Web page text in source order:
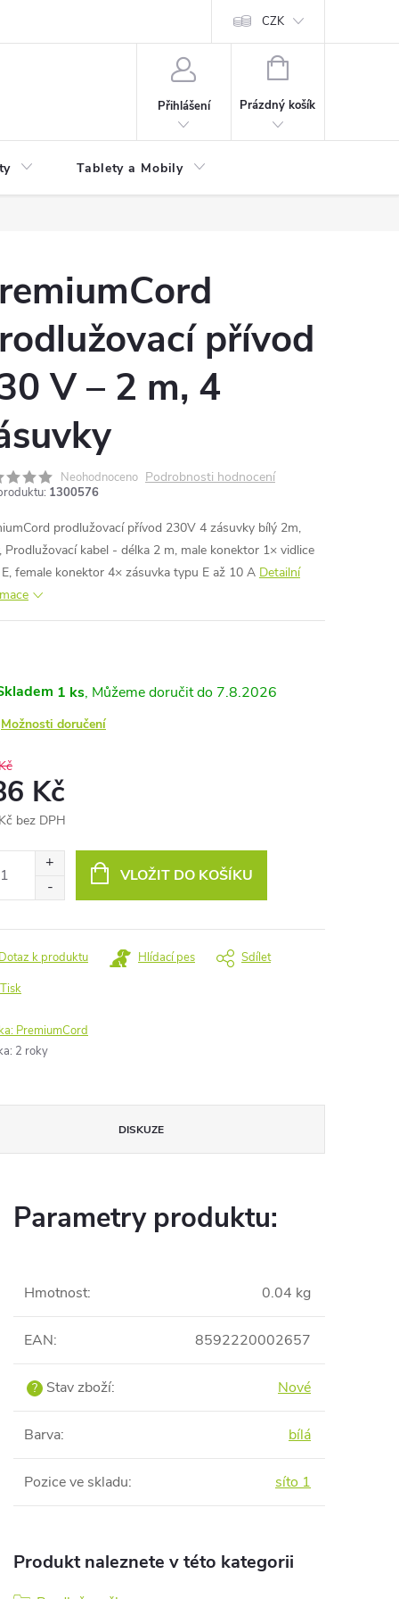
CZK
Přihlášení
NÁKUPNÍ
Prázdný košík
Tablety a Mobily
přívod
V – 2 m, 4
Neohodnoceno Podrobnosti hodnocení
1300576
prodlužovací přívod 230V 4 zásuvky bílý 2m,
Prodlužovací kabel - délka 2 m, male konektor 1× vidlice
female konektor 4× zásuvka typu E až 10 A Detailní
1 ks 7.8.2026
Možnosti doručení
Kč
bez DPH
VLOŽIT DO KOŠÍKU
Tisk
Dotaz k produktu Hlídací pes Sdílet
PremiumCord
: 2 roky
DISKUZE
Parametry produktu:
Hmotnost: 0.04 kg
EAN: 8592220002657
? Stav zboží: Nové
Barva: bílá
Pozice ve skladu: síto 1
Produkt naleznete v této kategorii